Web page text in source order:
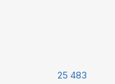
25 483